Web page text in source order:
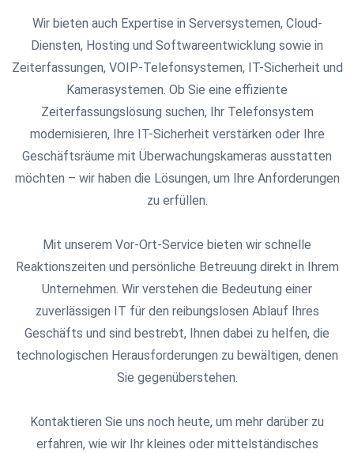
Wir bieten auch Expertise in Serversystemen, Cloud-
Diensten, Hosting und Softwareentwicklung sowie in
Zeiterfassungen, VOIP-Telefonsystemen, IT-Sicherheit und
Kamerasystemen. Ob Sie eine effiziente
Zeiterfassungslösung suchen, Ihr Telefonsystem
modernisieren, Ihre IT-Sicherheit verstärken oder Ihre
Geschäftsräume mit Überwachungskameras ausstatten
möchten – wir haben die Lösungen, um Ihre Anforderungen
zu erfüllen.
Mit unserem Vor-Ort-Service bieten wir schnelle
Reaktionszeiten und persönliche Betreuung direkt in Ihrem
Unternehmen. Wir verstehen die Bedeutung einer
zuverlässigen IT für den reibungslosen Ablauf Ihres
Geschäfts und sind bestrebt, Ihnen dabei zu helfen, die
technologischen Herausforderungen zu bewältigen, denen
Sie gegenüberstehen.
Kontaktieren Sie uns noch heute, um mehr darüber zu
erfahren, wie wir Ihr kleines oder mittelständisches